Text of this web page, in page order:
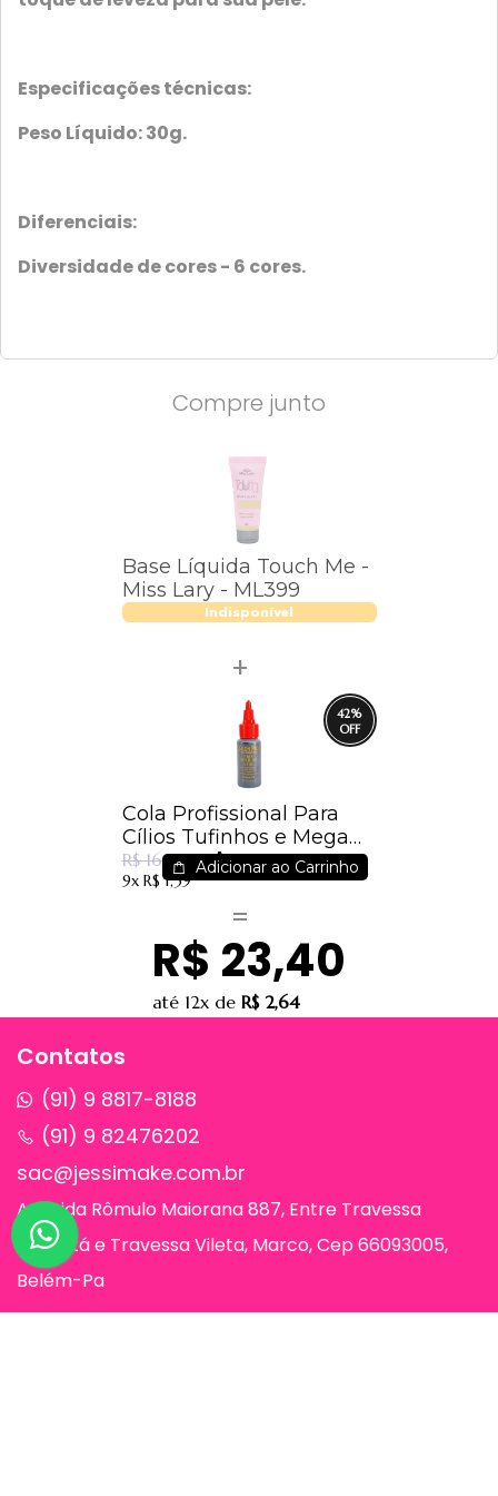
Especificações técnicas:
Peso Líquido: 30g.
Diferenciais:
Diversidade de cores - 6 cores.
Compre junto
Base Líquida Touch Me -
Miss Lary - ML399
Indisponível
42%
Cola Profissional Para
Cílios Tufinhos e Mega
Hair 30ml - Salon Pro
R$ 16,99 R$ 9,90
9x R$ 1,39
Adicionar ao Carrinho
R$ 23,40
até 12x de R$ 2,64
Contatos
(91) 9 8817-8188
(91) 9 82476202
sac@jessimake.com.br
Avenida Rômulo Maiorana 887, Entre Travessa
Humaitá e Travessa Vileta, Marco, Cep 66093005,
Belém-Pa